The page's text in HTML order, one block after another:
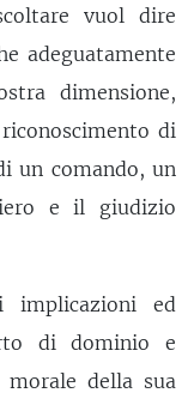
vuol dire
adeguatamente
dimensione,
di
un comando, un
e il giudizio
ed
di dominio e
morale della sua